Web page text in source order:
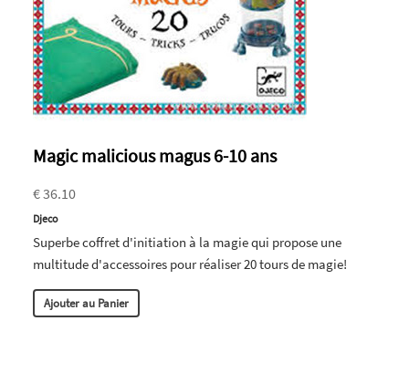
Magic malicious magus 6-10 ans
€ 36.10
Djeco
Superbe coffret d'initiation à la magie qui propose une
multitude d'accessoires pour réaliser 20 tours de magie!
Ajouter au Panier